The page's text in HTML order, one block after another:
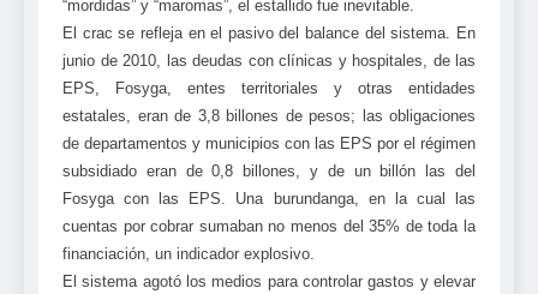
“mordidas” y “maromas”, el estallido fue inevitable.
El crac se refleja en el pasivo del balance del sistema. En
junio de 2010, las deudas con clínicas y hospitales, de las
EPS, Fosyga, entes territoriales y otras entidades
estatales, eran de 3,8 billones de pesos; las obligaciones
de departamentos y municipios con las EPS por el régimen
subsidiado eran de 0,8 billones, y de un billón las del
Fosyga con las EPS. Una burundanga, en la cual las
cuentas por cobrar sumaban no menos del 35% de toda la
financiación, un indicador explosivo.
El sistema agotó los medios para controlar gastos y elevar